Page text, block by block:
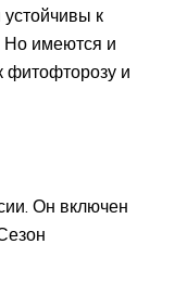
к
Но имеются и
фитофторозу и
Он включен